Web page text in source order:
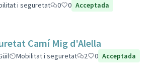
i seguretat 0 0 Acceptada
Camí Mig d'Alella
Mobilitat i seguretat 2 0 Acceptada